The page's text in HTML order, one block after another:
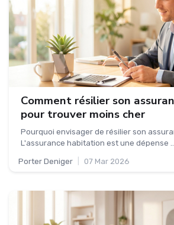
Comment résilier son
pour trouver moins cher
Pourquoi envisager de résilier son
L'assurance habitation est une dépense
Porter Deniger 07 Mar 2026